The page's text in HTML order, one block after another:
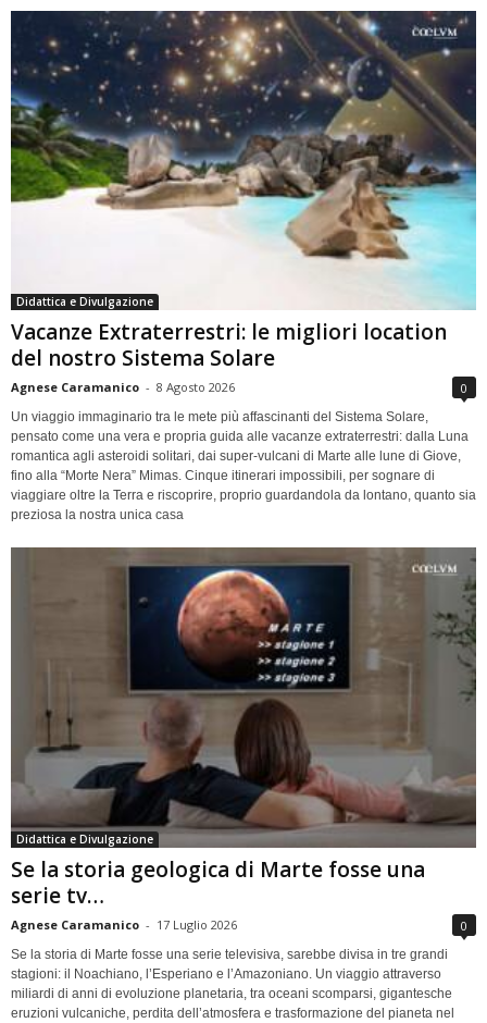
Didattica e Divulgazione
Vacanze Extraterrestri: le migliori location
del nostro Sistema Solare
Agnese Caramanico - 8 Agosto 2026 0
Un viaggio immaginario tra le mete più affascinanti del Sistema Solare,
pensato come una vera e propria guida alle vacanze extraterrestri: dalla Luna
romantica agli asteroidi solitari, dai super-vulcani di Marte alle lune di Giove,
fino alla “Morte Nera” Mimas. Cinque itinerari impossibili, per sognare di
viaggiare oltre la Terra e riscoprire, proprio guardandola da lontano, quanto sia
preziosa la nostra unica casa
Didattica e Divulgazione
Se la storia geologica di Marte fosse una
serie tv…
Agnese Caramanico - 17 Luglio 2026 0
Se la storia di Marte fosse una serie televisiva, sarebbe divisa in tre grandi
stagioni: il Noachiano, l’Esperiano e l’Amazoniano. Un viaggio attraverso
miliardi di anni di evoluzione planetaria, tra oceani scomparsi, gigantesche
eruzioni vulcaniche, perdita dell’atmosfera e trasformazione del pianeta nel